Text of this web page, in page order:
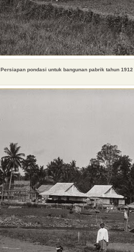
Persiapan pondasi untuk bangunan pabrik tahun 1912